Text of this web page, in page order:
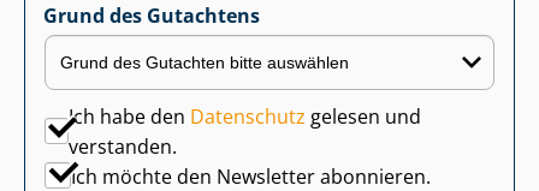
Grund des Gutachtens
Ich habe den Datenschutz gelesen und
verstanden.
Ich möchte den Newsletter abonnieren.